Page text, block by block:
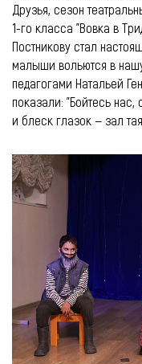
Друзья, сезон
1-го класса "Вовка в
Постникову стал
малыши вольются в
педагогами Натальей
показали: "Бойтесь нас,
и блеск глазок — зал